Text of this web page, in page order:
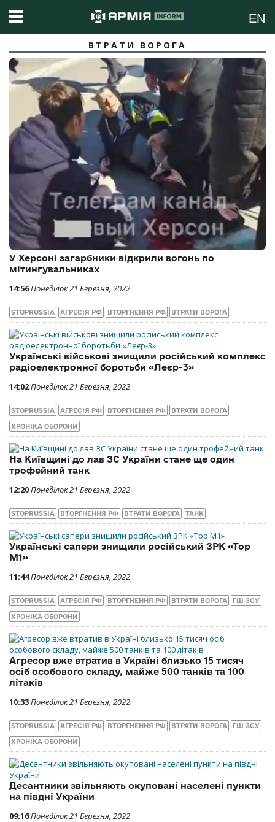
EN
ВТРАТИ ВОРОГА
У Херсоні загарбники відкрили вогонь по
мітингувальниках
14:56Понеділок 21 Березня, 2022
STOPRUSSIA АГРЕСІЯ РФ ВТОРГНЕННЯ РФ ВТРАТИ ВОРОГА
Українські військові знищили російський комплекс
радіоелектронної боротьби «Леєр-3»
14:02Понеділок 21 Березня, 2022
STOPRUSSIA АГРЕСІЯ РФ ВТОРГНЕННЯ РФ ВТРАТИ ВОРОГА
ХРОНІКА ОБОРОНИ
На Київщині до лав ЗС України стане ще один
трофейний танк
12:20Понеділок 21 Березня, 2022
STOPRUSSIA ВТОРГНЕННЯ РФ ВТРАТИ ВОРОГА ТАНК
Українські сапери знищили російський ЗРК «Тор
М1»
11:44Понеділок 21 Березня, 2022
STOPRUSSIA АГРЕСІЯ РФ ВТОРГНЕННЯ РФ ВТРАТИ ВОРОГА ГШ ЗСУ
ХРОНІКА ОБОРОНИ
Агресор вже втратив в Україні близько 15 тисяч
осіб особового складу, майже 500 танків та 100
літаків
10:33Понеділок 21 Березня, 2022
STOPRUSSIA АГРЕСІЯ РФ ВТОРГНЕННЯ РФ ВТРАТИ ВОРОГА ГШ ЗСУ
ХРОНІКА ОБОРОНИ
Десантники звільняють окуповані населені пункти
на півдні України
09:16Понеділок 21 Березня, 2022